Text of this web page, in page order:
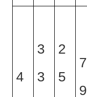
4
3
3
2
5
7
9